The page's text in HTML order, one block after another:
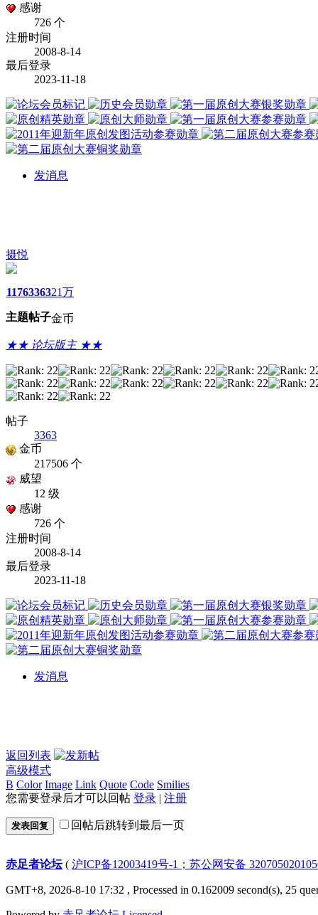
感谢
726 个
注册时间
2008-8-14
最后登录
2023-11-18
发消息
摄悦
1176
主题
3363
帖子
21万
金币
★★ 论坛版主 ★★
帖子
3363
金币
217506 个
威望
12 级
感谢
726 个
注册时间
2008-8-14
最后登录
2023-11-18
发消息
返回列表
高级模式
B Color Image Link Quote Code Smilies
您需要登录后才可以回帖 登录 | 注册
发表回复 回帖后跳转到最后一页
赤足者论坛( 沪ICP备12003419号-1；苏公网安备
GMT+8, 2026-8-10 17:32 , Processed in 0.162009 second(s), 25